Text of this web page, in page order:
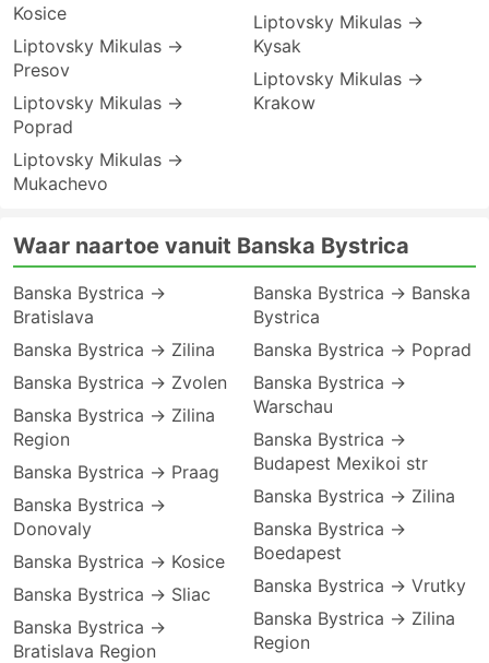
Kosice
Liptovsky Mikulas →
Presov
Liptovsky Mikulas →
Poprad
Liptovsky Mikulas →
Mukachevo
Liptovsky Mikulas →
Kysak
Liptovsky Mikulas →
Krakow
Waar naartoe vanuit Banska Bystrica
Banska Bystrica →
Bratislava
Banska Bystrica → Zilina
Banska Bystrica → Zvolen
Banska Bystrica → Zilina
Region
Banska Bystrica → Praag
Banska Bystrica →
Donovaly
Banska Bystrica → Kosice
Banska Bystrica → Sliac
Banska Bystrica →
Bratislava Region
Banska Bystrica → Banska
Bystrica
Banska Bystrica → Poprad
Banska Bystrica →
Warschau
Banska Bystrica →
Budapest Mexikoi str
Banska Bystrica → Zilina
Banska Bystrica →
Boedapest
Banska Bystrica → Vrutky
Banska Bystrica → Zilina
Region